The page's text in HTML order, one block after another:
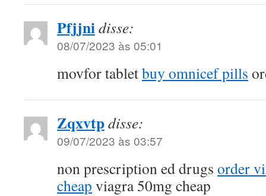
Pfjjnidisse:
08/07/2023 às 05:01
movfor tabletbuy omnicef pills
Zqxvtpdisse:
09/07/2023 às 03:57
non prescription ed drugs order
cheap viagra 50mg cheap